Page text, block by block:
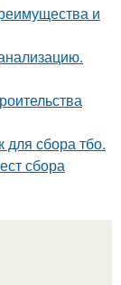
и
сбора тбо.
сбора